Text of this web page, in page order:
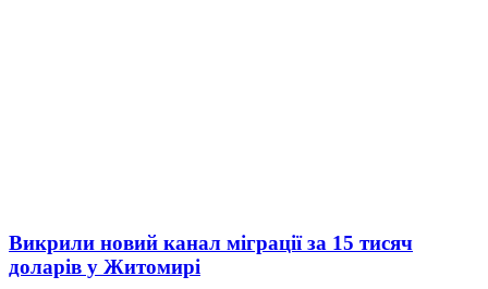
Викрили новий канал міграції за 15 тисяч
доларів у Житомирі